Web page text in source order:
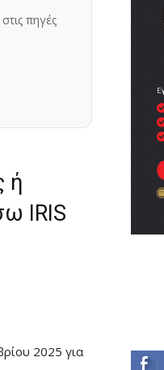
πηγές
ή
IRIS
2025 για